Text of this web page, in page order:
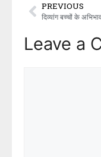
PREVIOUS
Leave a